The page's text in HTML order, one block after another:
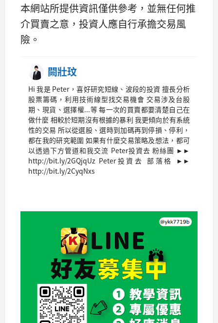
本網站所提供資訊僅供參考，並無任何推
介買賣之意，投資人應自行承擔交易風
險。
闕壯玟
Hi 我是 Peter，喜好研究短線、波段的投資 擅長分析
股票籌碼，利用技術線型找交易機會 交易涉及台股
期、現貨、選擇權...等 每一次的買賣都要清楚自己在
做什麼 相較於短期沒有根據的暴利 我更傾向於有系統
性的交易 所以從選股、選時到加碼再到停損、停利，
都在我的研究範圍 如果有什麼交易策略及想法，都可
以透過下方管道和我交流 Peter投資去 粉絲團 ►►
http://bit.ly/2GQjqUz Peter投資去 部落格 ►►
http://bit.ly/2CyqNxs